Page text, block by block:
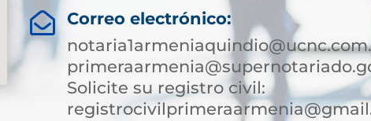

Correo electrónico:
Solicite su registro civil: